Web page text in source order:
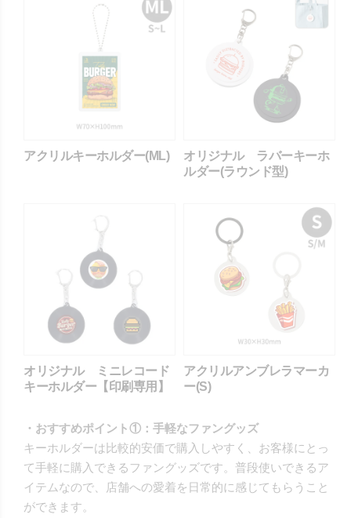
アクリルキーホルダー(ML)
オリジナル ラバーキーホ
ルダー(ラウンド型)
オリジナル ミニレコード
キーホルダー【印刷専用】
アクリルアンブレラマーカ
ー(S)
・おすすめポイント①：手軽なファングッズ
キーホルダーは比較的安価で購入しやすく、お客様にとっ
て手軽に購入できるファングッズです。普段使いできるア
イテムなので、店舗への愛着を日常的に感じてもらうこと
ができます。